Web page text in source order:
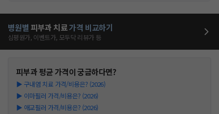
병원별 피부과 치료가격 비교하기
심평원가, 이벤트가, 모두닥 리뷰가 등
피부과평균 가격이 궁금하다면?
▶ 구내염 치료 가격/비용은? (2026)
▶ 이마필러 가격/비용은? (2026)
▶ 애교필러 가격/비용은? (2026)